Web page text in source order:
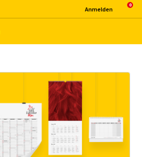
An­mel­den